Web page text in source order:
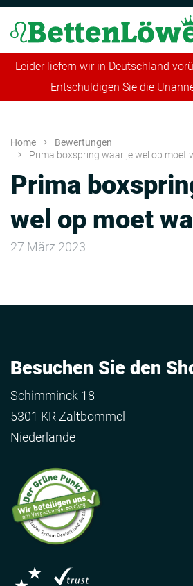
Leider liefern wir in Deutschland
Entschuldigen Sie die
Home
Bewertungen
Prima boxspring waar je wel op moet
Prima
wel op moet
27 März 2023
Besuchen Sie den
Schimminck 18
5301 KR Zaltbommel
Niederlande